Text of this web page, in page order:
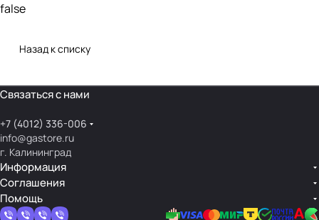
false
Назад к списку
Связаться с нами
+7 (4012) 336-006
info@gastore.ru
г. Калининград
Информация
Соглашения
Помощь